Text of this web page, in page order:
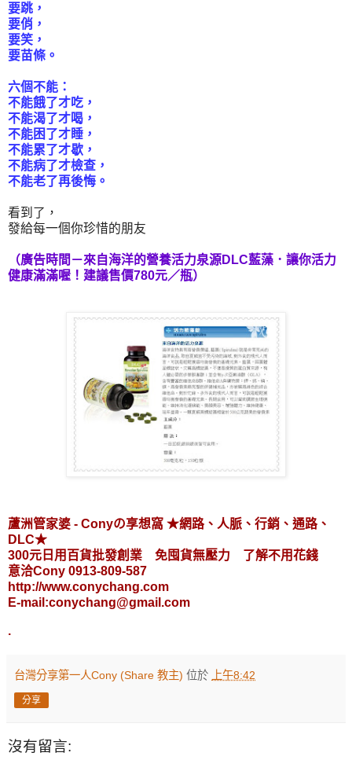
要跳，
要俏，
要笑，
要苗條。
六個不能：
不能餓了才吃，
不能渴了才喝，
不能困了才睡，
不能累了才歇，
不能病了才檢查，
不能老了再後悔。
看到了，
發給每一個你珍惜的朋友
（廣告時間－來自海洋的營養活力泉源DLC藍藻．讓你活力
健康滿滿喔！建議售價780元／瓶）
蘆洲管家婆 - Conyの享想窩 ★網路、人脈、行銷、通路、
DLC★
300元日用百貨批發創業 免囤貨無壓力 了解不用花錢
意洽Cony 0913-809-587
http://www.conychang.com
E-mail:conychang@gmail.com
.
台灣分享第一人Cony (Share 教主) 位於 上午8:42
分享
沒有留言: